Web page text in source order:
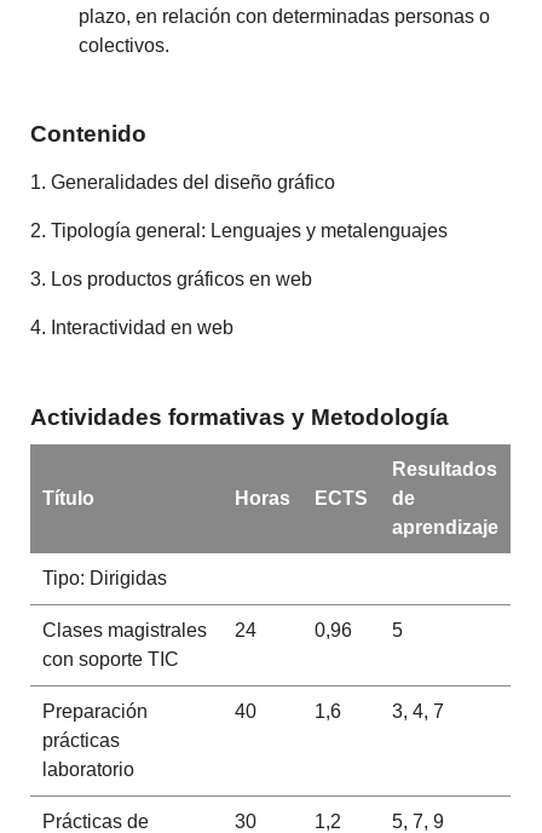
plazo, en relación con determinadas personas o
colectivos.
Contenido
1. Generalidades del diseño gráfico
2. Tipología general: Lenguajes y metalenguajes
3. Los productos gráficos en web
4. Interactividad en web
Actividades formativas y Metodología
Título Horas ECTS
Resultados
de
aprendizaje
Tipo: Dirigidas
Clases magistrales
con soporte TIC
24 0,96 5
Preparación
prácticas
laboratorio
40 1,6 3, 4, 7
Prácticas de
30 1,2 5, 7, 9